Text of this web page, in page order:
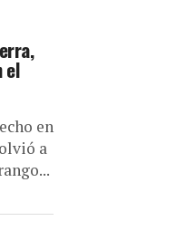
el
en
a